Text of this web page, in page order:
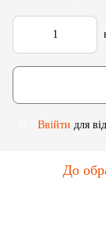
Ввійти для
До